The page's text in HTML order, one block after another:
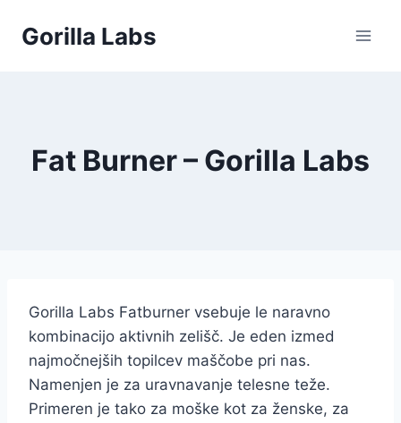
Gorilla Labs
Fat Burner – Gorilla Labs
Gorilla Labs Fatburner vsebuje le naravno
kombinacijo aktivnih zelišč. Je eden izmed
najmočnejših topilcev maščobe pri nas.
Namenjen je za uravnavanje telesne teže.
Primeren je tako za moške kot za ženske, za